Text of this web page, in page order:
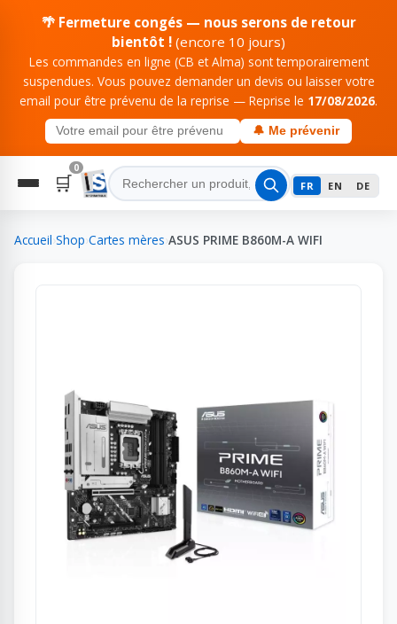
🌴 Fermeture congés — nous serons de retour
bientôt ! (encore 10 jours)
Les commandes en ligne (CB et Alma) sont temporairement
suspendues. Vous pouvez demander un devis ou laisser votre
email pour être prévenu de la reprise — Reprise le 17/08/2026.
🔔 Me prévenir
🛒
0
FR EN DE
Accueil Shop Cartes mères ASUS PRIME B860M-A WIFI